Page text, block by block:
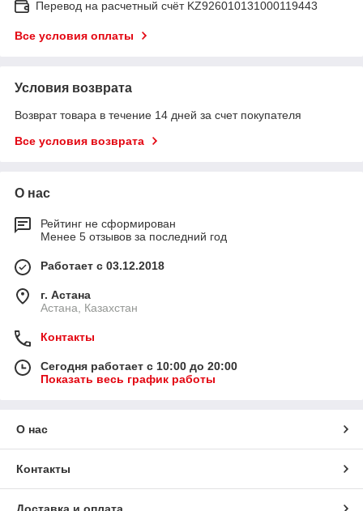
Перевод на расчетный счёт KZ926010131000119443
Все условия оплаты
Условия возврата
Возврат товара в течение 14 дней за счет покупателя
Все условия возврата
О нас
Рейтинг не сформирован
Менее 5 отзывов за последний год
Работает с 03.12.2018
г. Астана
Астана, Казахстан
Контакты
Сегодня работает с 10:00 до 20:00
Показать весь график работы
О нас
Контакты
Доставка и оплата